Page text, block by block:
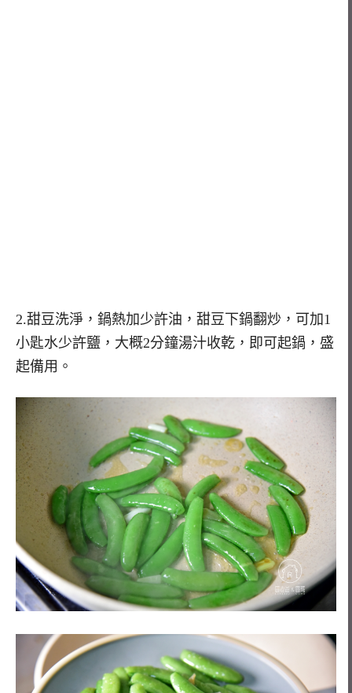
2.甜豆洗淨，鍋熱加少許油，甜豆下鍋翻炒，可加1
小匙水少許鹽，大概2分鐘湯汁收乾，即可起鍋，盛
起備用。